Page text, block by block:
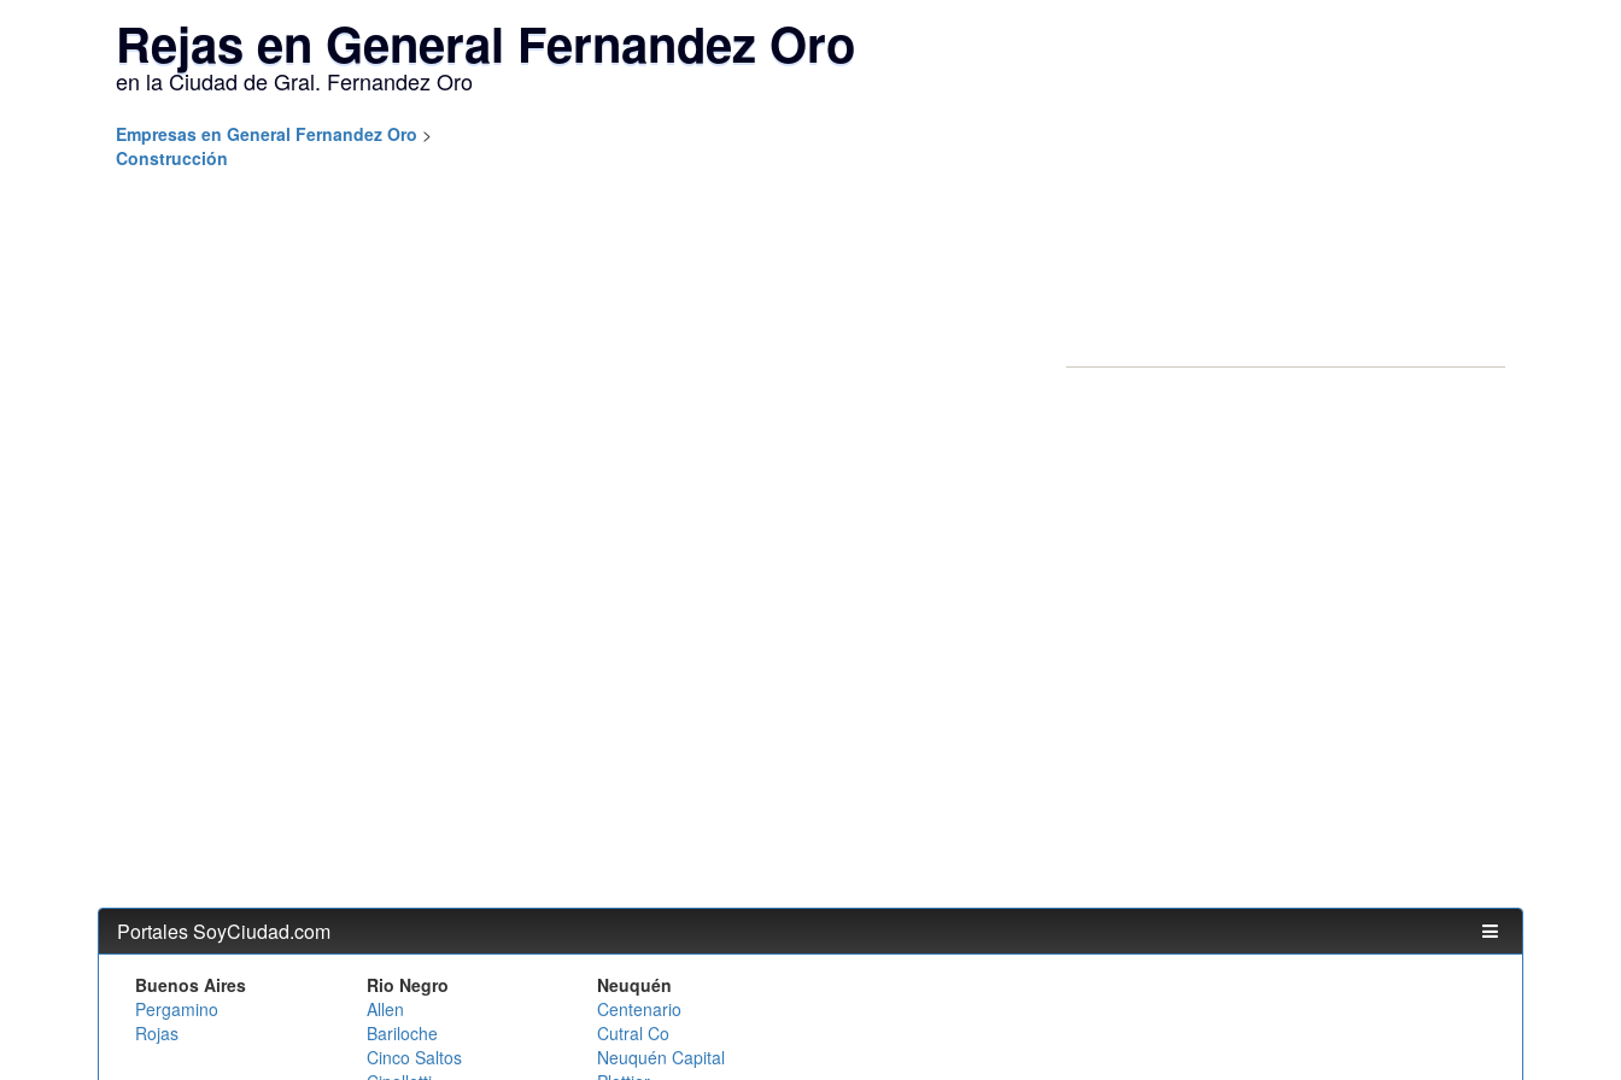
Rejas en General Fernandez Oro
en la Ciudad de Gral. Fernandez Oro
Empresas en General Fernandez Oro >
Construcción
Portales SoyCiudad.com
Buenos Aires
Pergamino
Rojas
Rio Negro
Allen
Bariloche
Cinco Saltos
Neuquén
Centenario
Cutral Co
Neuquén Capital